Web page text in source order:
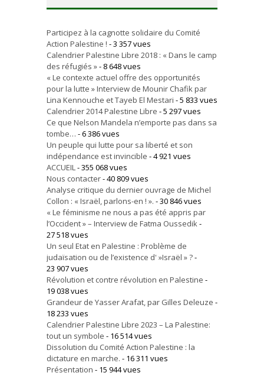
Participez à la cagnotte solidaire du Comité
Action Palestine ! - 3 357 vues
Calendrier Palestine Libre 2018 : « Dans le camp
des réfugiés »- 8 648 vues
« Le contexte actuel offre des opportunités
pour la lutte » Interview de Mounir Chafik par
Lina Kennouche et Tayeb El Mestari - 5 833 vues
Calendrier 2014 Palestine Libre - 5 297 vues
Ce que Nelson Mandela n’emporte pas dans sa
tombe… - 6 386 vues
Un peuple qui lutte pour sa liberté et son
indépendance est invincible - 4 921 vues
ACCUEIL- 355 068 vues
Nous contacter- 40 809 vues
Analyse critique du dernier ouvrage de Michel
Collon : « Israël, parlons-en ! ». - 30 846 vues
« Le féminisme ne nous a pas été appris par
l’Occident » – Interview de Fatma Oussedik-
27 518 vues
Un seul Etat en Palestine : Problème de
judaïsation ou de l’existence d' »Israël » ?-
23 907 vues
Révolution et contre révolution en Palestine -
19 038 vues
Grandeur de Yasser Arafat, par Gilles Deleuze -
18 233 vues
Calendrier Palestine Libre 2023 – La Palestine:
tout un symbole - 16 514 vues
Dissolution du Comité Action Palestine : la
dictature en marche. - 16 311 vues
Présentation - 15 944 vues